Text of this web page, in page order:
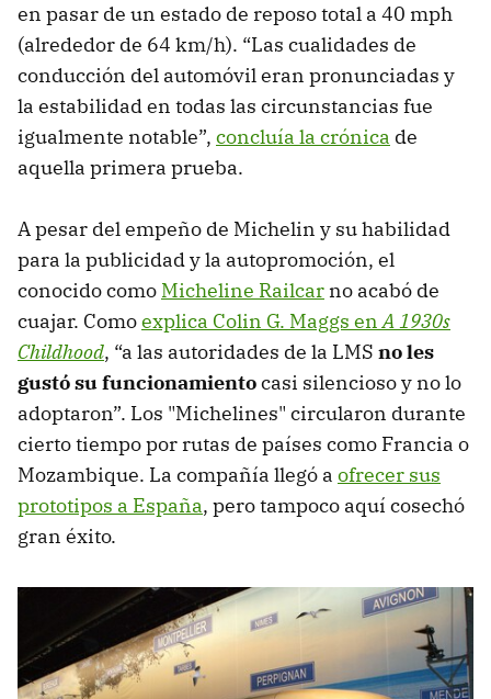
en pasar de un estado de reposo total a 40 mph
(alrededor de 64 km/h). “Las cualidades de
conducción del automóvil eran pronunciadas y
la estabilidad en todas las circunstancias fue
igualmente notable”, concluía la crónica de
aquella primera prueba.
A pesar del empeño de Michelin y su habilidad
para la publicidad y la autopromoción, el
conocido como Micheline Railcar no acabó de
cuajar. Comoexplica Colin G. Maggs enA 1930s
Childhood, “a las autoridades de la LMS no les
gustó su funcionamientocasi silencioso y no lo
adoptaron”. Los "Michelines" circularon durante
cierto tiempo por rutas de países como Francia o
Mozambique. La compañía llegó a ofrecer sus
prototipos a España, pero tampoco aquí cosechó
gran éxito.